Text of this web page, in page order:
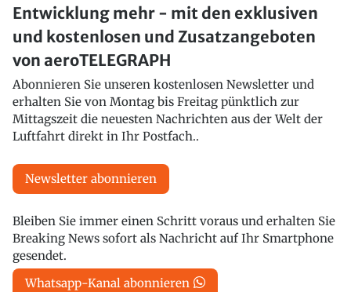
Entwicklung mehr - mit den exklusiven
und kostenlosen und Zusatzangeboten
von aeroTELEGRAPH
Abonnieren Sie unseren kostenlosen Newsletter und
erhalten Sie von Montag bis Freitag pünktlich zur
Mittagszeit die neuesten Nachrichten aus der Welt der
Luftfahrt direkt in Ihr Postfach..
Newsletter abonnieren
Bleiben Sie immer einen Schritt voraus und erhalten Sie
Breaking News sofort als Nachricht auf Ihr Smartphone
gesendet.
Whatsapp-Kanal abonnieren